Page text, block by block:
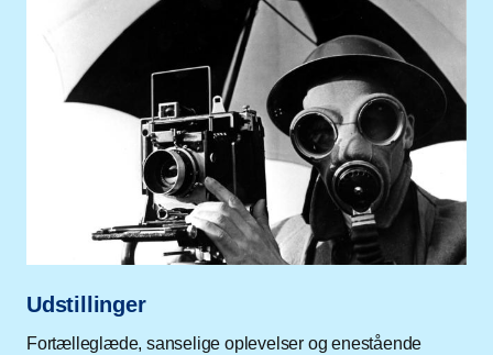
Udstillinger
Fortælleglæde, sanselige oplevelser og enestående